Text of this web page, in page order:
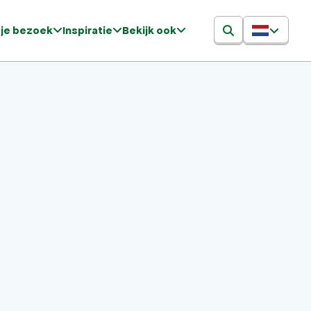
je bezoek Inspiratie Bekijk ook